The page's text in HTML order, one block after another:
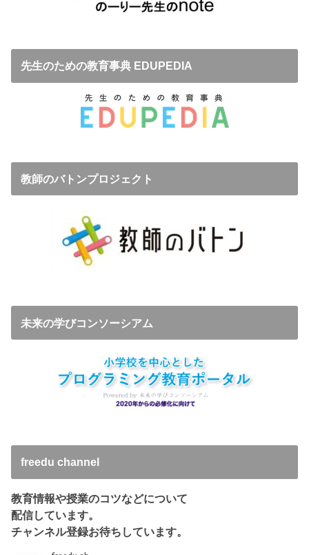
先生のための教育事典 EDUPEDIA
教師のバトンプロジェクト
未来の学びコンソーシアム
freedu channel
教育情報や授業のコツなどについて
配信しています。
チャンネル登録お待ちしています。